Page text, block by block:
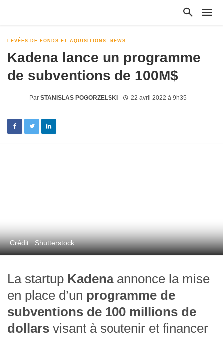
LEVÉES DE FONDS ET AQUISITIONS NEWS
Kadena lance un programme
de subventions de 100M$
Par STANISLAS POGORZELSKI 22 avril 2022 à 9h35
Crédit : Shutterstock
La startup Kadenaannonce la mise
en place d’un programme de
subventions de 100 millions de
dollars visant à soutenir et financer